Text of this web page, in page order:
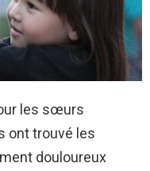
les sœurs
ont trouvé les
douloureux